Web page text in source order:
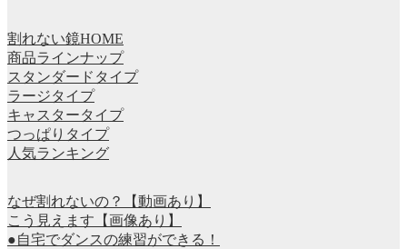
割れない鏡HOME
商品ラインナップ
スタンダードタイプ
ラージタイプ
キャスタータイプ
つっぱりタイプ
人気ランキング
なぜ割れないの？【動画あり】
こう見えます【画像あり】
●自宅でダンスの練習ができる！